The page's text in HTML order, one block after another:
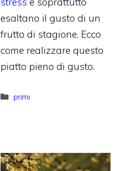
esaltano il gusto di un
frutto di stagione. Ecco
come realizzare questo
piatto pieno di gusto.
Categorie
primi